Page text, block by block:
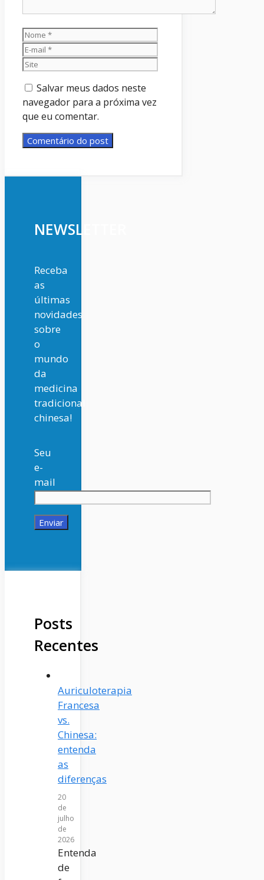
Nome
Salvar meus dados neste
navegador para a próxima vez
que eu comentar.
NEWSLETTER
Receba
as
últimas
novidades
sobre
o
mundo
da
medicina
tradicional
chinesa!
Seu
e-
mail
Posts
Recentes
Auriculoterapia
Francesa
vs.
Chinesa:
entenda
as
diferenças
20
de
julho
de
2026
Entenda
de